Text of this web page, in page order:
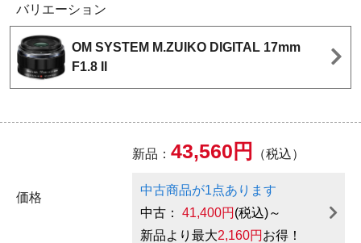
バリエーション
OM SYSTEM M.ZUIKO DIGITAL 17mm
F1.8 II
価格
新品：43,560円 （税込）
中古商品が1点あります
中古：41,400円 (税込)～
新品より最大2,160円 お得！